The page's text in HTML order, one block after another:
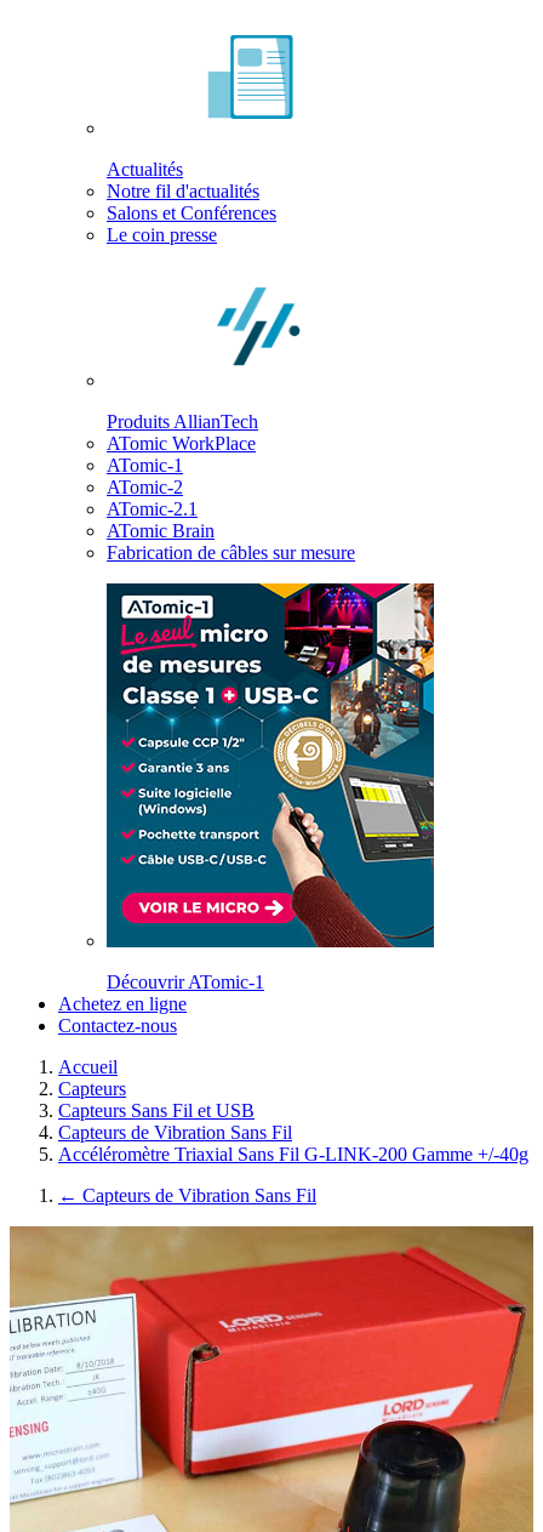
Actualités
Notre fil d'actualités
Salons et Conférences
Le coin presse
Produits AllianTech
ATomic WorkPlace
ATomic-1
ATomic-2
ATomic-2.1
ATomic Brain
Fabrication de câbles sur mesure
Découvrir ATomic-1
Achetez en ligne
Contactez-nous
Accueil
Capteurs
Capteurs Sans Fil et USB
Capteurs de Vibration Sans Fil
Accéléromètre Triaxial Sans Fil G-LINK-200 Gamme +/-40g
← Capteurs de Vibration Sans Fil